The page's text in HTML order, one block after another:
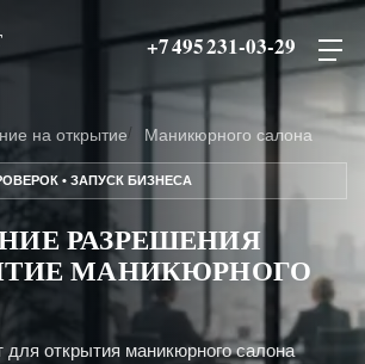
+7 495 231-03-29
на открытие Маникюрного салона
• ЗАПУСК БИЗНЕСА
РАЗРЕШЕНИЯ
МАНИКЮРНОГО
открытия маникюрного салона